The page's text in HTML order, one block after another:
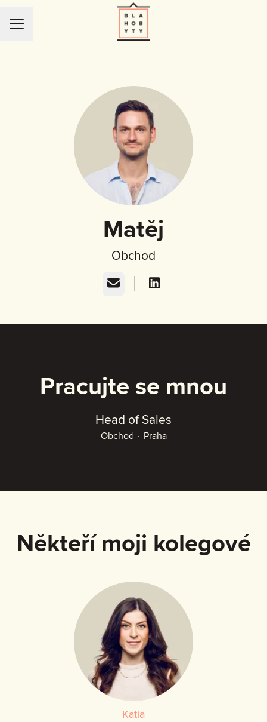
KARIÉRNÍ NABÍDKA
Matěj
Obchod
E-mail
Pracujte se mnou
Head of Sales
Obchod · Praha
Někteří moji kolegové
Katia